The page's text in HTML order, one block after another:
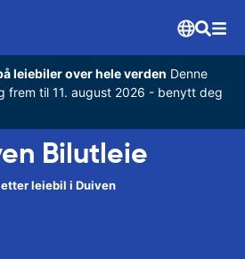
leiebiler over hele verden Denne
frem til 11. august 2026 - benytt deg
Bilutleie
leiebil i Duiven